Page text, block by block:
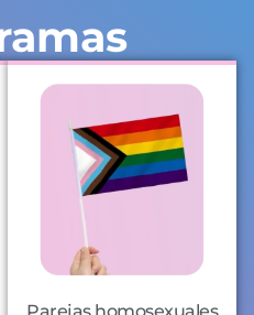
Parejas homosexuales